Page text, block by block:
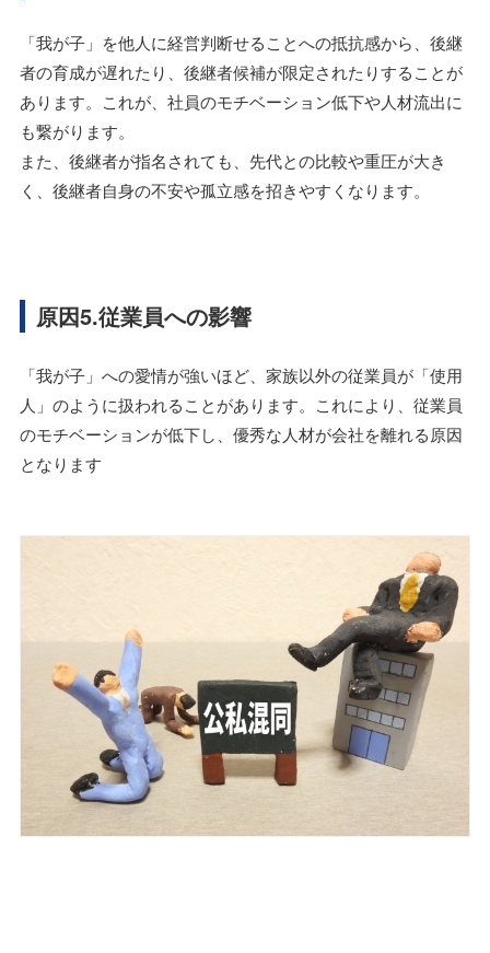
「我が子」を他人に経営判断せることへの抵抗感から、後継
者の育成が遅れたり、後継者候補が限定されたりすることが
あります。これが、社員のモチベーション低下や人材流出に
も繋がります。
また、後継者が指名されても、先代との比較や重圧が大き
く、後継者自身の不安や孤立感を招きやすくなります。
原因5.従業員への影響
「我が子」への愛情が強いほど、家族以外の従業員が「使用
人」のように扱われることがあります。これにより、従業員
のモチベーションが低下し、優秀な人材が会社を離れる原因
となります